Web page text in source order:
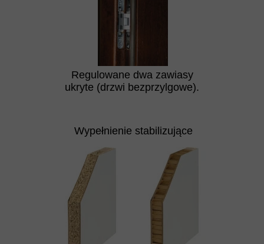
Wypełnienie stabilizujące
Regulowane dwa zawiasy
ukryte (drzwi bezprzylgowe).